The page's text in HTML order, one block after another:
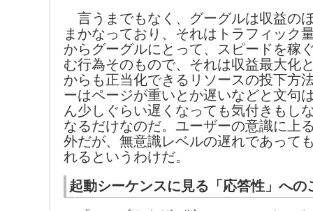
言うまでもなく、グーグルは収益の
まかなっており、それはトラフィック
からグーグルにとって、スピードを稼
む行為そのもので、それは収益最大化
からも正当化できるリソースの投下方
ーはページが重いとか遅いなどと文句
ん少しぐらい遅くなっても気付きもし
なるだけなのだ。ユーザーの意識に上
外だが、無意識レベルの遅れであって
れるというわけだ。
起動シーケンスに見る「応答性」への